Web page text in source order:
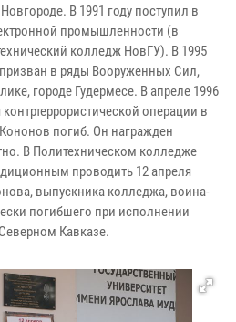
В 1991 году поступил в
промышленности (в
колледж НовГУ). В 1995
в ряды Вооруженных Сил,
городе Гудермесе. В апреле 1996
операции в
погиб. Он награжден
В Политехническом колледже
проводить 12 апреля
выпускника колледжа, воина-
погибшего при исполнении
Кавказе.